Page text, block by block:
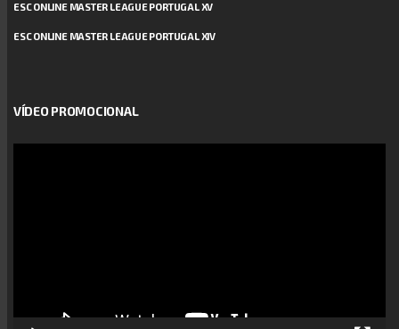
ESC ONLINE MASTER LEAGUE PORTUGAL XV
ESC ONLINE MASTER LEAGUE PORTUGAL XIV
VÍDEO PROMOCIONAL